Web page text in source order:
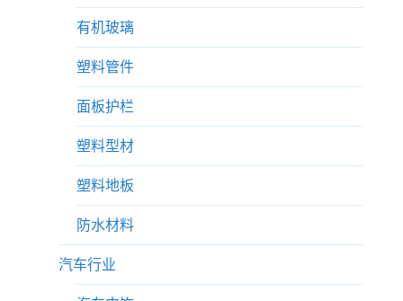
有机玻璃
塑料管件
面板护栏
塑料型材
塑料地板
防水材料
汽车行业